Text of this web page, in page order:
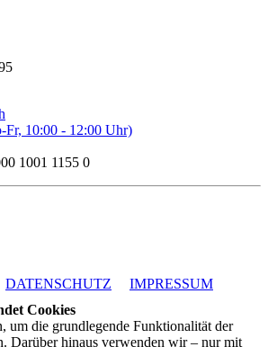
Fr, 10:00 - 12:00 Uhr)
1001 1155 0
DATENSCHUTZ
IMPRESSUM
Cookies
um die grundlegende Funktionalität der
Darüber hinaus verwenden wir – nur mit